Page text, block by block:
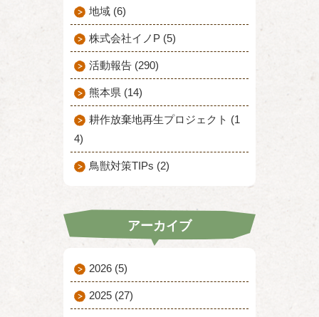
地域 (6)
株式会社イノP (5)
活動報告 (290)
熊本県 (14)
耕作放棄地再生プロジェクト (1
4)
鳥獣対策TIPs (2)
アーカイブ
2026 (5)
2025 (27)